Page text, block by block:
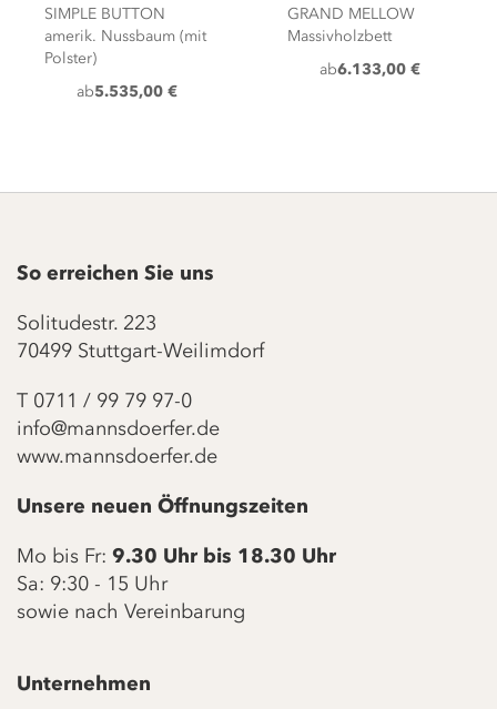
SIMPLE BUTTON
amerik. Nussbaum (mit
Polster)
ab5.535,00 €
GRAND MELLOW
Massivholzbett
ab6.133,00 €
So erreichen Sie uns
Solitudestr. 223
70499 Stuttgart-Weilimdorf
T 0711 / 99 79 97-0
info@mannsdoerfer.de
www.mannsdoerfer.de
Unsere neuen Öffnungszeiten
Mo bis Fr: 9.30 Uhr bis 18.30 Uhr
Sa: 9:30 - 15 Uhr
sowie nach Vereinbarung
Unternehmen